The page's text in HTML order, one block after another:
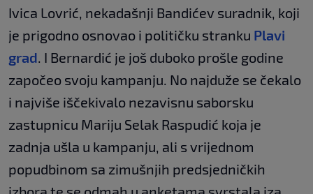
Ivica Lovrić, nekadašnji Bandićev suradnik, koji
je prigodno osnovao i političku stranku Plavi
grad. I Bernardić je još duboko prošle godine
započeo svoju kampanju. No najduže se čekalo
i najviše iščekivalo nezavisnu saborsku
zastupnicu Mariju Selak Raspudić koja je
zadnja ušla u kampanju, ali s vrijednom
popudbinom sa zimušnjih predsjedničkih